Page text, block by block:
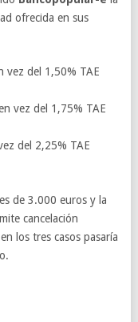
ofrecida en sus
vez del 1,50% TAE
vez del 1,75% TAE
del 2,25% TAE
de 3.000 euros y la
cancelación
los tres casos pasaría